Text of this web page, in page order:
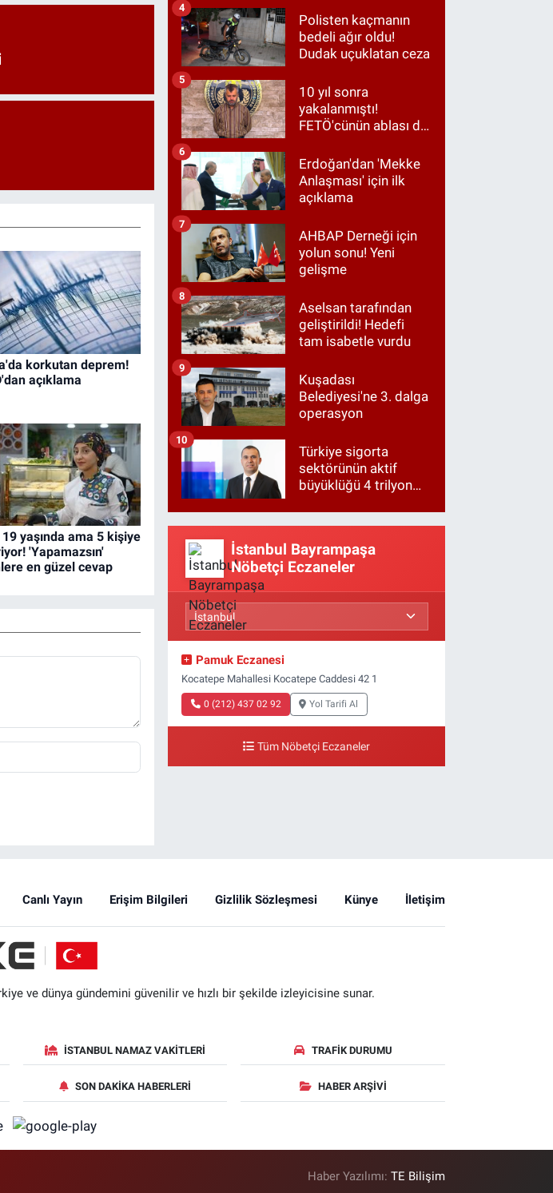
korkutan deprem!
açıklama
19 yaşında ama 5 kişiye
'Yapamazsın'
en güzel cevap
Polisten kaçmanın
bedeli ağır oldu!
Dudak uçuklatan ceza
4
10 yıl sonra
yakalanmıştı!
FETÖ'cünün ablası da
5
Erdoğan'dan 'Mekke
Anlaşması' için ilk
açıklama
6
AHBAP Derneği için
yolun sonu! Yeni
gelişme
7
Aselsan tarafından
geliştirildi! Hedefi
tam isabetle vurdu
8
Kuşadası
Belediyesi'ne 3. dalga
operasyon
9
Türkiye sigorta
sektörünün aktif
büyüklüğü 4 trilyon
10
İstanbul Bayrampaşa
Nöbetçi Eczaneler
Pamuk Eczanesi
Kocatepe Mahallesi Kocatepe Caddesi 42 1
0 (212) 437 02 92 Yol Tarifi Al
Tüm Nöbetçi Eczaneler
Canlı Yayın Erişim Bilgileri Gizlilik Sözleşmesi Künye İletişim
ve dünya gündemini güvenilir ve hızlı bir şekilde izleyicisine sunar.
İSTANBUL NAMAZ VAKITLERI TRAFIK DURUMU
SON DAKIKA HABERLERI HABER ARŞIVI
Haber Yazılımı:TE Bilişim